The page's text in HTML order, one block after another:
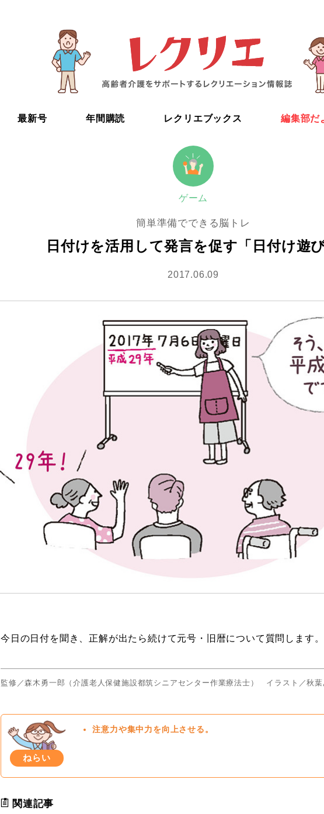
最新号 年間購読 レクリエブックス 編集部だ
ゲーム
簡単準備でできる脳トレ
日付けを活用して発言を促す「日付け遊
2017.06.09
今日の日付を聞き、正解が出たら続けて元号・旧暦について質問します。
監修／森木勇一郎（介護老人保健施設都筑シニアセンター作業療法士） イラスト／秋
ねらい
注意力や集中力を向上させる。
関連記事